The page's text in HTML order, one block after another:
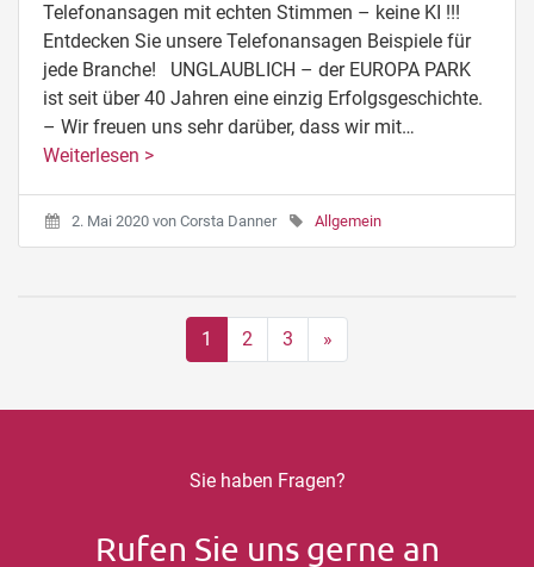
Telefonansagen mit echten Stimmen – keine KI !!!
Entdecken Sie unsere Telefonansagen Beispiele für
jede Branche! UNGLAUBLICH – der EUROPA PARK
ist seit über 40 Jahren eine einzig Erfolgsgeschichte.
– Wir freuen uns sehr darüber, dass wir mit…
Weiterlesen >
2. Mai 2020 von Corsta Danner Allgemein
1 2 3 »
Sie haben Fragen?
Rufen Sie uns gerne an